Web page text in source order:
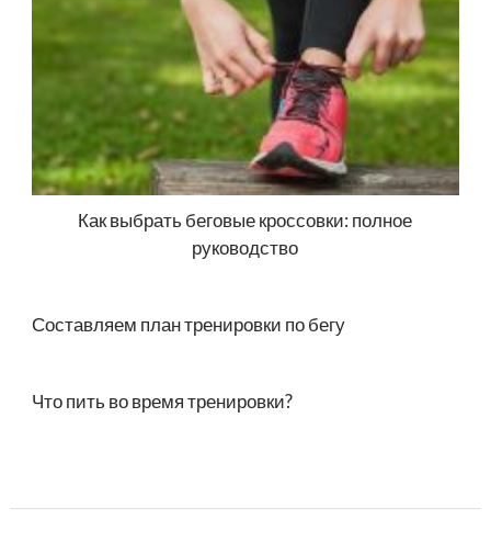
Как выбрать беговые кроссовки: полное
руководство
Составляем план тренировки по бегу
Что пить во время тренировки?